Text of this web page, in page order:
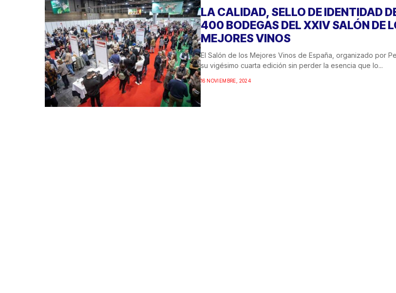
LA CALIDAD, SELLO DE IDENTIDAD
400 BODEGAS DEL XXIV SALÓN DE
MEJORES VINOS
El Salón de los Mejores Vinos de España, organizado por
su vigésimo cuarta edición sin perder la esencia que lo...
16 NOVIEMBRE, 2024